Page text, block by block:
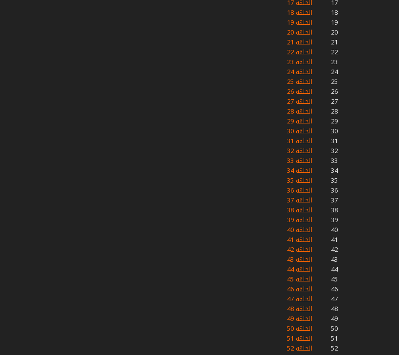
17
الحلقة 17
18
الحلقة 18
19
الحلقة 19
20
الحلقة 20
21
الحلقة 21
22
الحلقة 22
23
الحلقة 23
24
الحلقة 24
25
الحلقة 25
26
الحلقة 26
27
الحلقة 27
28
الحلقة 28
29
الحلقة 29
30
الحلقة 30
31
الحلقة 31
32
الحلقة 32
33
الحلقة 33
34
الحلقة 34
35
الحلقة 35
36
الحلقة 36
37
الحلقة 37
38
الحلقة 38
39
الحلقة 39
40
الحلقة 40
41
الحلقة 41
42
الحلقة 42
43
الحلقة 43
44
الحلقة 44
45
الحلقة 45
46
الحلقة 46
47
الحلقة 47
48
الحلقة 48
49
الحلقة 49
50
الحلقة 50
51
الحلقة 51
52
الحلقة 52